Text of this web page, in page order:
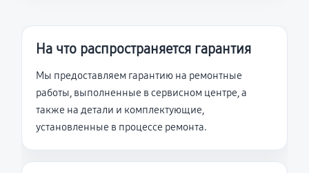
На что распространяется гарантия
Мы предоставляем гарантию на ремонтные
работы, выполненные в сервисном центре, а
также на детали и комплектующие,
установленные в процессе ремонта.